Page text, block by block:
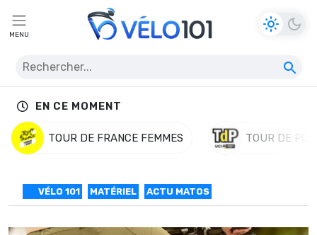
MENU
EN CE MOMENT
TOUR DE FRANCE FEMMES TOUR DE
VÉLO 101 MATÉRIEL ACTU MATOS